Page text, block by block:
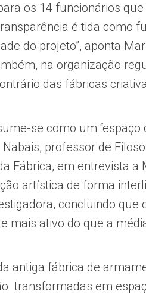
os 14 funcionários
é tida como
do projeto”, aponta
na organização
das fábricas
se como um “espaço
professor de
Fábrica, em entrevista a
artística de forma
concluindo
mais ativo do que a
antiga fábrica de
transformadas em